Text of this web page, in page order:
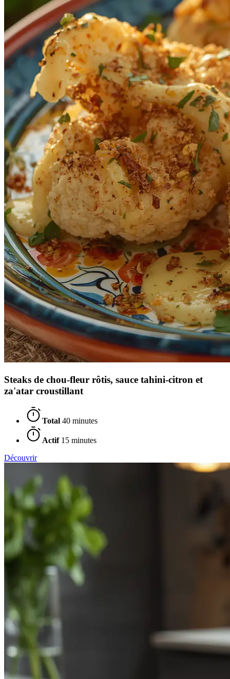
Steaks de chou-fleur rôtis, sauce tahini-citron et
za'atar croustillant
Total 40 minutes
Actif15 minutes
Découvrir